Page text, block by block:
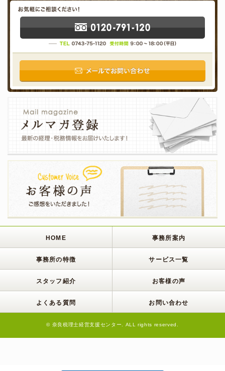
HOME 事務所案内
事務所の特徴 サービス一覧
スタッフ紹介 お客様の声
よくある質問 お問い合わせ
© 奈良税理士経営支援センター. ALL rights reserved.